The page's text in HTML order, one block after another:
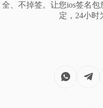
全、不掉签。让您ios签名
定，24小时